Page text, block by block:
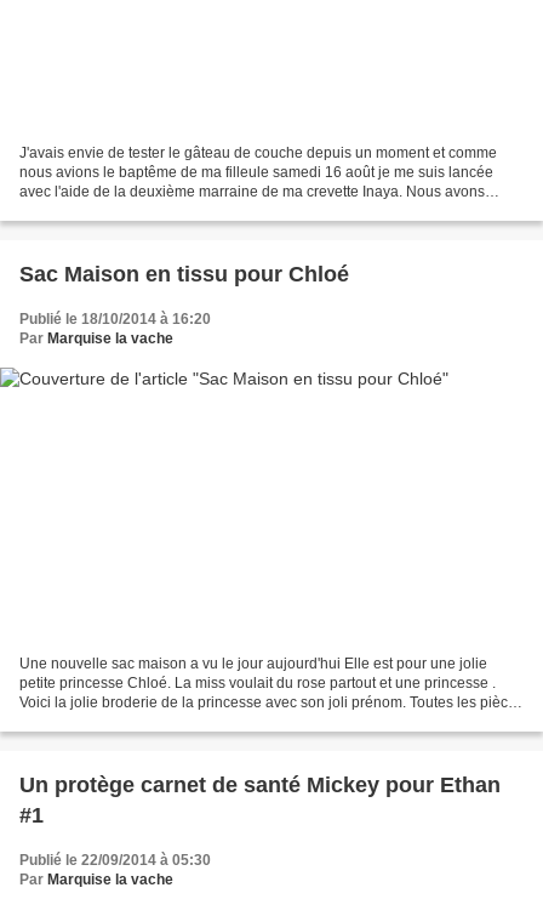
J'avais envie de tester le gâteau de couche depuis un moment et comme
nous avions le baptême de ma filleule samedi 16 août je me suis lancée
avec l'aide de la deuxième marraine de ma crevette Inaya. Nous avons
Sac Maison en tissu pour Chloé
Publié le 18/10/2014 à 16:20
Par Marquise la vache
Une nouvelle sac maison a vu le jour aujourd'hui Elle est pour une jolie
petite princesse Chloé. La miss voulait du rose partout et une princesse .
Voici la jolie broderie de la princesse avec son joli prénom. Toutes les pièces
Un protège carnet de santé Mickey pour Ethan
#1
Publié le 22/09/2014 à 05:30
Par Marquise la vache